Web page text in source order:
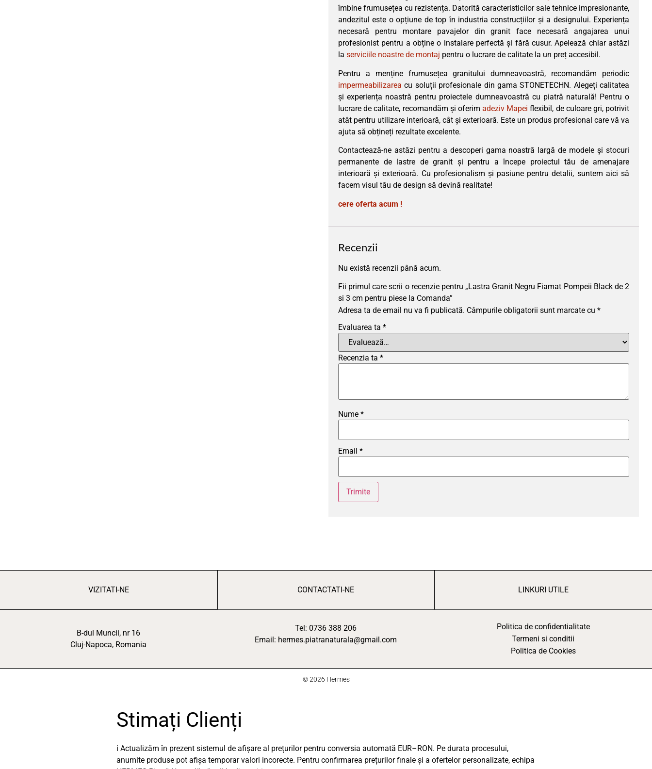
îmbine frumusețea cu rezistența. Datorită caracteristicilor sale tehnice impresionante,
andezitul este o opțiune de top în industria construcțiilor și a designului. Experiența
necesară pentru montare pavajelor din granit face necesară angajarea unui
profesionist pentru a obține o instalare perfectă și fără cusur. Apelează chiar astăzi
la serviciile noastre de montaj pentru o lucrare de calitate la un preț accesibil.
Pentru a menține frumusețea granitului dumneavoastră, recomandăm periodic
impermeabilizarea cu soluții profesionale din gama STONETECHN. Alegeți calitatea
și experiența noastră pentru proiectele dumneavoastră cu piatră naturală! Pentru o
lucrare de calitate, recomandăm și oferim adeziv Mapei flexibil, de culoare gri, potrivit
atât pentru utilizare interioară, cât și exterioară. Este un produs profesional care vă va
ajuta să obțineți rezultate excelente.
Contactează-ne astăzi pentru a descoperi gama noastră largă de modele și stocuri
permanente de lastre de granit și pentru a începe proiectul tău de amenajare
interioară și exterioară. Cu profesionalism și pasiune pentru detalii, suntem aici să
facem visul tău de design să devină realitate!
cere oferta acum !
Recenzii
Nu există recenzii până acum.
Fii primul care scrii o recenzie pentru „Lastra Granit Negru Fiamat Pompeii Black de 2
si 3 cm pentru piese la Comanda”
Adresa ta de email nu va fi publicată. Câmpurile obligatorii sunt marcate cu *
Evaluarea ta *
Recenzia ta *
Nume *
Email *
VIZITATI-NE
B-dul Muncii, nr 16
Cluj-Napoca, Romania
CONTACTATI-NE
Tel: 0736 388 206
Email: hermes.piatranaturala@gmail.com
LINKURI UTILE
Politica de confidentialitate
Termeni si conditii
Politica de Cookies
© 2026 Hermes
Stimați Clienți
ℹ️ Actualizăm în prezent sistemul de afișare al prețurilor pentru conversia automată EUR–RON. Pe durata procesului,
anumite produse pot afișa temporar valori incorecte. Pentru confirmarea prețurilor finale și a ofertelor personalizate, echipa